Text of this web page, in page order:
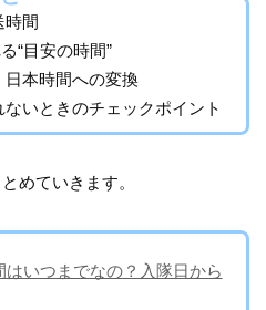
時間
“目安の時間”
日本時間への変換
いときのチェックポイント
めていきます。
いつまでなの？入隊日から